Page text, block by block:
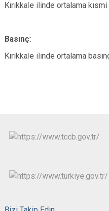
Kırıkkale ilinde ortalama
Basınç:
Kırıkkale ilinde ortalama